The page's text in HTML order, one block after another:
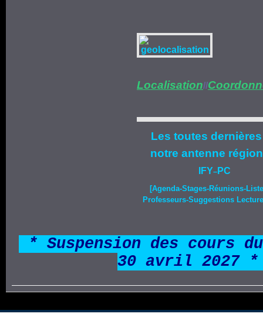
Localisation//
Les toutes
notre antenne
IFY–PC
[Agenda-Stages-Réunions-
Professeurs-Suggestions
* Suspension des cours
30 avril 2027 *